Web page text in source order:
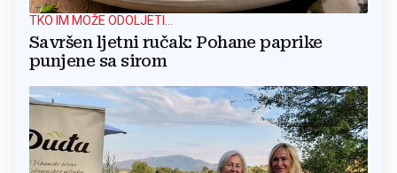
TKO IM MOŽE ODOLJETI...
Savršen ljetni ručak: Pohane paprike
punjene sa sirom